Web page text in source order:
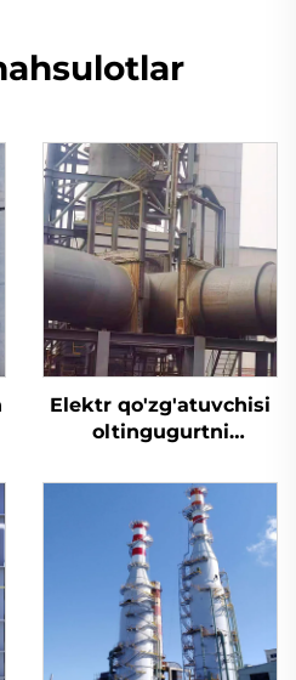
Elektr qo'zg'atuvchisi
oltingugurtni
mo'ljallangan tiqin
valfi